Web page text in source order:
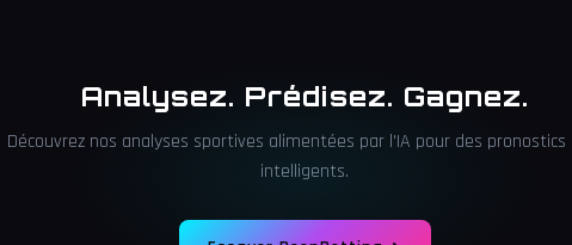
Analysez. Prédisez. Gagnez.
Découvrez nos analyses sportives alimentées par l'IA pour des pronostics
intelligents.